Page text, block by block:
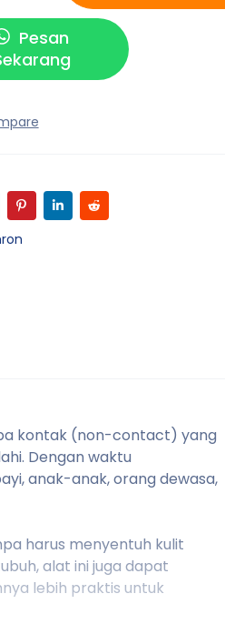
Pesan
kontak (non-contact) yang
Dengan waktu
anak-anak, orang dewasa,
harus menyentuh kulit
alat ini juga dapat
lebih praktis untuk